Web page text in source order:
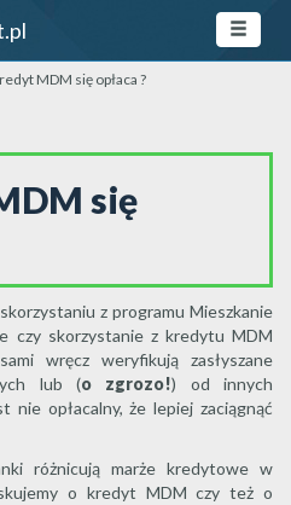
MDM się opłaca ?
się
z programu Mieszkanie
czy skorzystanie z kredytu MDM
wręcz weryfikują zasłyszane
lub (o zgrozo!) od innych
opłacalny, że lepiej zaciągnąć
różnicują marże kredytowe w
o kredyt MDM czy też o